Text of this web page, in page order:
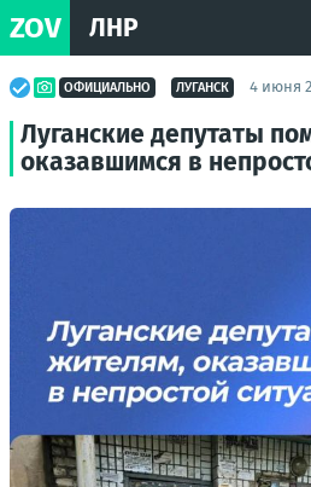
ZOV ЛНР
ОФИЦИАЛЬНО ЛУГАНСК 4 июня
Луганские депутаты
оказавшимся в